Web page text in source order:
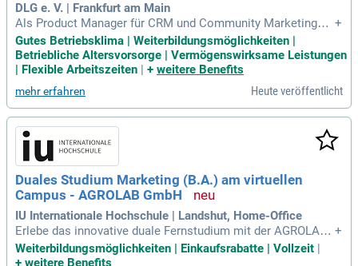
DLG e. V. | Frankfurt am Main
Als Product Manager für CRM und Community Marketing
(m/w/d) gestalten Sie innovative, datengetriebene Kommuni
kationsstrategien. Ihre Hauptaufgabe besteht darin, die Ans
prache unserer vielfältigen Zielgruppen, inklusive Landwirte
CRM-Systemen personalisieren Sie die Kommunikation und
steuern effektive Kampagnen. Sie übernehmen die Führung
eines kleinen Teams und fördern die Weiterentwicklung des
Community-Marketings. Ihre Verantwortlichkeiten umfasse
n die gezielte Analyse und Segmentierung der Zielgruppen s
owie die Planung und Umsetzung wirkungsvoller E-Mail-Ka
mpagnen. Mit Ihrer Expertise leiten Sie datenbasierte Maßn
ahmen ab, um Engagement und Conversion zu steigern.
+
Gutes Betriebsklima | Weiterbildungsmöglichkeiten |
Betriebliche Altersvorsorge | Vermögenswirksame Leistungen
| Flexible Arbeitszeiten | + weitere Benefits
mehr erfahren Heute veröffentlicht
Duales Studium Marketing (B.A.) am virtuellen
Campus - AGROLAB GmbH
IU Internationale Hochschule | Landshut, Home-Office
Erlebe das innovative duale Fernstudium mit der AGROLAB
GmbH, einer europaweit tätigen Laborgruppe mit über 2.500
Mitarbeitenden. Du sammelst wertvolle Praxiserfahrungen i
+
Weiterbildungsmöglichkeiten | Einkaufsrabatte | Vollzeit